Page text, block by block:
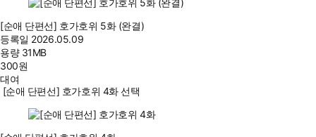
[순애 단편선] 호가호위 5화 (완결)
등록일 2026.05.09
용량 31MB
300원
대여
[순애 단편선] 호가호위 4화 선택